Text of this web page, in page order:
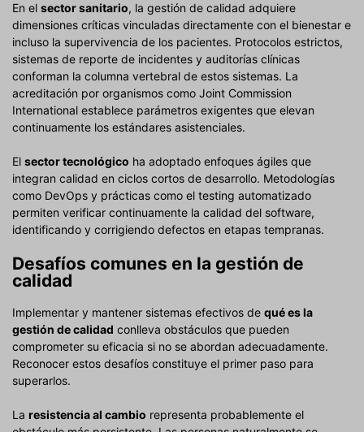
En el sector sanitario, la gestión de calidad adquiere
dimensiones críticas vinculadas directamente con el bienestar e
incluso la supervivencia de los pacientes. Protocolos estrictos,
sistemas de reporte de incidentes y auditorías clínicas
conforman la columna vertebral de estos sistemas. La
acreditación por organismos como Joint Commission
International establece parámetros exigentes que elevan
continuamente los estándares asistenciales.
El sector tecnológico ha adoptado enfoques ágiles que
integran calidad en ciclos cortos de desarrollo. Metodologías
como DevOps y prácticas como el testing automatizado
permiten verificar continuamente la calidad del software,
identificando y corrigiendo defectos en etapas tempranas.
Desafíos comunes en la gestión de
calidad
Implementar y mantener sistemas efectivos de qué es la
gestión de calidad conlleva obstáculos que pueden
comprometer su eficacia si no se abordan adecuadamente.
Reconocer estos desafíos constituye el primer paso para
superarlos.
La resistencia al cambio representa probablemente el